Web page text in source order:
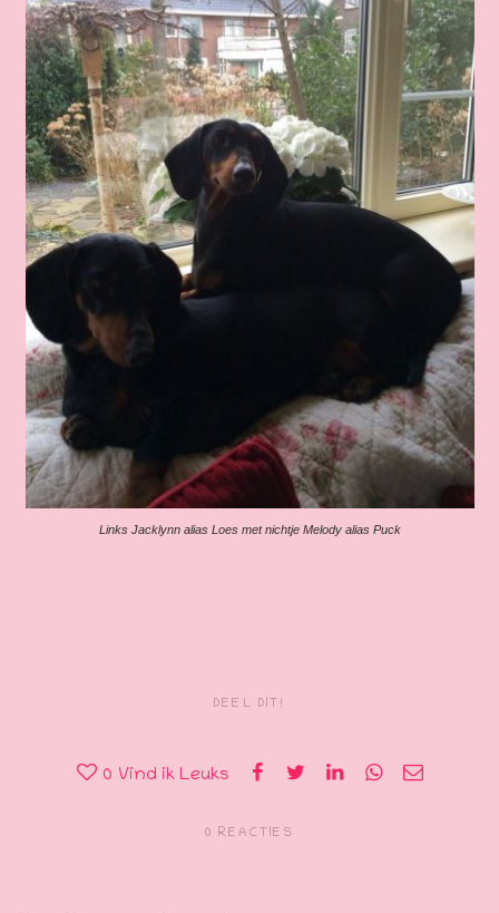
Links Jacklynn alias Loes met nichtje Melody alias Puck
DEEL DIT!
0 Vind ik Leuks
0 REACTIES